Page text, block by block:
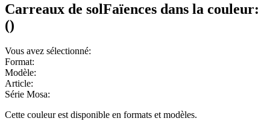
Carreaux de solFaïences dans la couleur:
()
Vous avez sélectionné:
Format:
Modèle:
Article:
Série Mosa:
Cette couleur est disponible en formats et modèles.